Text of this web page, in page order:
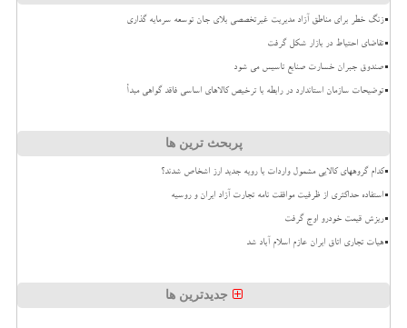
زنگ خطر برای مناطق آزاد مدیریت غیرتخصصی بلای جان توسعه سرمایه گذاری
تقاضای احتیاط در بازار شکل گرفت
صندوق جبران خسارت صنایع تاسیس می شود
توضیحات سازمان استاندارد در رابطه با ترخیص کالاهای اساسی فاقد گواهی مبدأ
پربحث ترین ها
کدام گروههای کالایی مشمول واردات با رویه جدید ارز اشخاص شدند؟
استفاده حداکثری از ظرفیت موافقت نامه تجارت آزاد ایران و روسیه
ریزش قیمت خودرو اوج گرفت
هیات تجاری اتاق ایران عازم اسلام آباد شد
جدیدترین ها